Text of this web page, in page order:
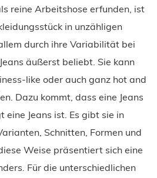
reine Arbeitshose erfunden, ist
in unzähligen
durch ihre Variabilität bei
äußerst beliebt. Sie kann
like oder auch ganz hot and
Dazu kommt, dass eine Jeans
eine Jeans ist. Es gibt sie in
Schnitten, Formen und
Weise präsentiert sich eine
Für die unterschiedlichen